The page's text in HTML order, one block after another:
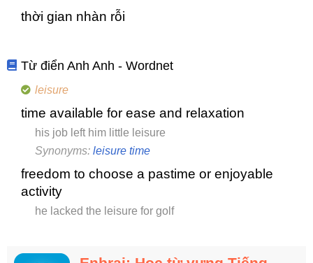
thời gian nhàn rỗi
Từ điển Anh Anh - Wordnet
leisure
time available for ease and relaxation
his job left him little leisure
Synonyms: leisure time
freedom to choose a pastime or enjoyable
activity
he lacked the leisure for golf